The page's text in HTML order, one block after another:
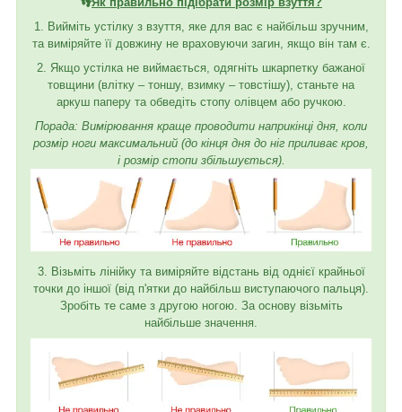
1. Вийміть устілку з взуття, яке для вас є найбільш зручним,
та виміряйте її довжину не враховуючи загин, якщо він там є.
2. Якщо устілка не виймається, одягніть шкарпетку бажаної
товщини (влітку – тоншу, взимку – товстішу), станьте на
аркуш паперу та обведіть стопу олівцем або ручкою.
Порада: Вимірювання краще проводити наприкінці дня, коли
розмір ноги максимальний (до кінця дня до ніг приливає кров,
і розмір стопи збільшується).
3. Візьміть лінійку та виміряйте відстань від однієї крайньої
точки до іншої (від п'ятки до найбільш виступаючого пальця).
Зробіть те саме з другою ногою. За основу візьміть
найбільше значення.